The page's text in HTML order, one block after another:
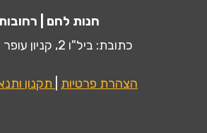
חנות לחם |
כתובת: ביל"ו 2, קניון עופר רחובות
הצהרת פרטיות תקנון